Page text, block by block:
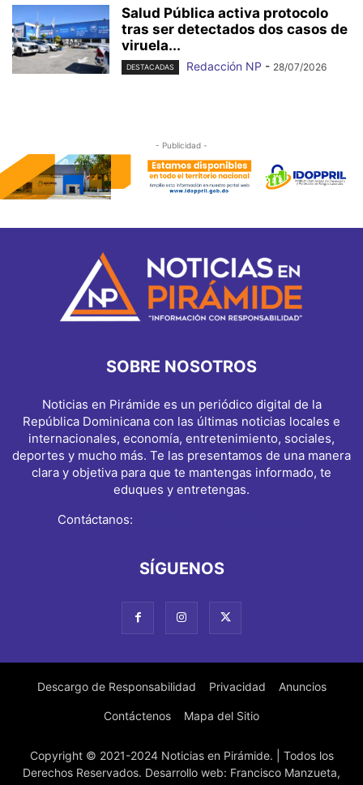
Salud Pública activa protocolo
tras ser detectados dos casos de
viruela...
DESTACADAS Redacción NP - 28/07/2026
- Publicidad -
SOBRE NOSOTROS
Noticias en Pirámide es un periódico digital de la
República Dominicana con las últimas noticias locales e
internacionales, economía, entretenimiento, sociales,
deportes y mucho más. Te las presentamos de una manera
clara y objetiva para que te mantengas informado, te
eduques y entretengas.
Contáctanos:
SÍGUENOS
Descargo de Responsabilidad Privacidad Anuncios
Contáctenos Mapa del Sitio
Copyright © 2021-2024 Noticias en Pirámide. | Todos los
Derechos Reservados. Desarrollo web: Francisco Manzueta,